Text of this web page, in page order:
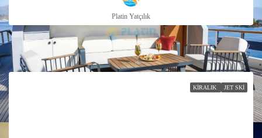
Platin Yatçılık
KIRALIK JET SKI